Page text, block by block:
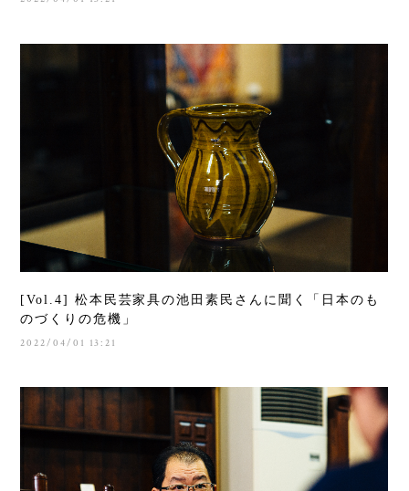
[Vol.4] 松本民芸家具の池田素民さんに聞く「日本のも
のづくりの危機」
2022/04/01 13:21